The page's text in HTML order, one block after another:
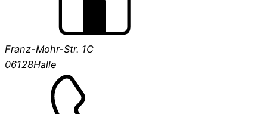
Franz-Mohr-Str. 1C
06128Halle